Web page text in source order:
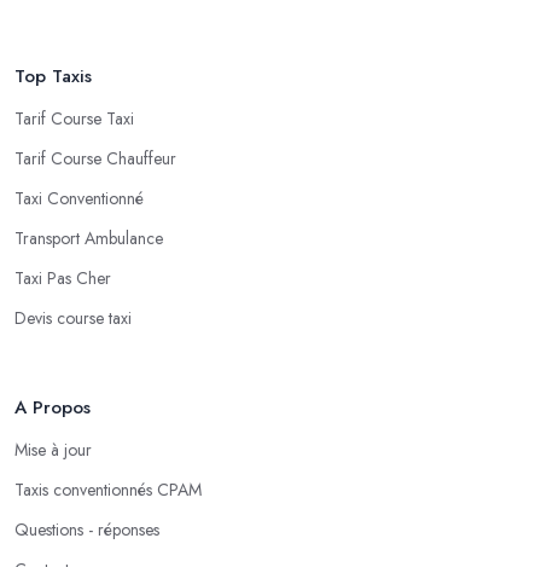
Top Taxis
Tarif Course Taxi
Tarif Course Chauffeur
Taxi Conventionné
Transport Ambulance
Taxi Pas Cher
Devis course taxi
A Propos
Mise à jour
Taxis conventionnés CPAM
Questions - réponses